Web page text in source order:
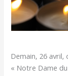
Demain, 26 avril,
« Notre Dame